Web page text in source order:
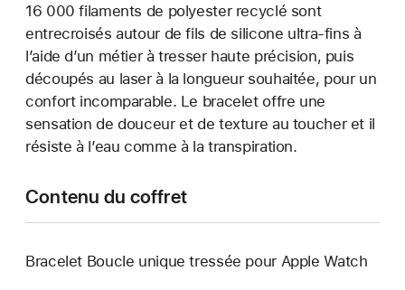
16 000 filaments de polyester recyclé sont
entrecroisés autour de fils de silicone ultra-fins à
l’aide d’un métier à tresser haute précision, puis
découpés au laser à la longueur souhaitée, pour un
confort incomparable. Le bracelet offre une
sensation de douceur et de texture au toucher et il
résiste à l’eau comme à la transpiration.
Contenu du coffret
Bracelet Boucle unique tressée pour Apple Watch